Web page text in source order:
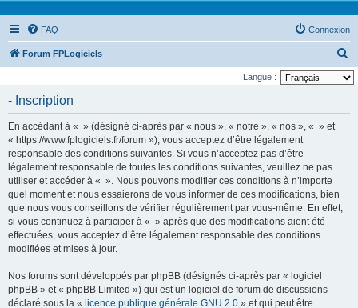
FAQ Connexion
Forum FPLogiciels
e
Langue :
- Inscription
En accédant à « » (désigné ci-après par « nous », « notre », « nos », « » et
« https://www.fplogiciels.fr/forum »), vous acceptez d’être légalement
responsable des conditions suivantes. Si vous n’acceptez pas d’être
légalement responsable de toutes les conditions suivantes, veuillez ne pas
utiliser et accéder à « ». Nous pouvons modifier ces conditions à n’importe
quel moment et nous essaierons de vous informer de ces modifications, bien
que nous vous conseillons de vérifier régulièrement par vous-même. En effet,
si vous continuez à participer à « » après que des modifications aient été
effectuées, vous acceptez d’être légalement responsable des conditions
modifiées et mises à jour.
Nos forums sont développés par phpBB (désignés ci-après par « logiciel
phpBB » et « phpBB Limited ») qui est un logiciel de forum de discussions
déclaré sous la « licence publique générale GNU 2.0 » et qui peut être